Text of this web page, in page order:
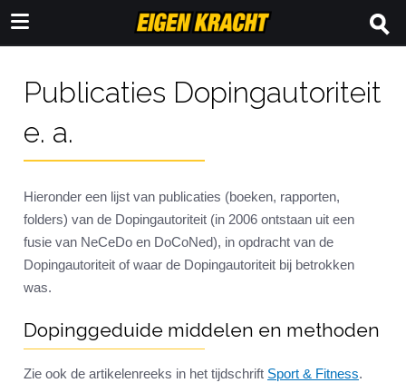
Publicaties Dopingautoriteit
e. a.
Hieronder een lijst van publicaties (boeken, rapporten,
folders) van de Dopingautoriteit (in 2006 ontstaan uit een
fusie van NeCeDo en DoCoNed), in opdracht van de
Dopingautoriteit of waar de Dopingautoriteit bij betrokken
was.
Dopinggeduide middelen en methoden
Zie ook de artikelenreeks in het tijdschrift Sport & Fitness.